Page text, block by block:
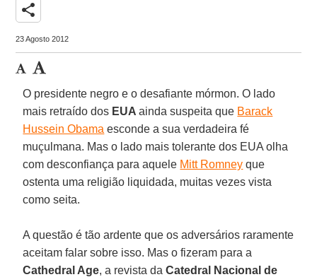
share
23 Agosto 2012
O presidente negro e o desafiante mórmon. O lado
mais retraído dos EUAainda suspeita que Barack
Hussein Obama esconde a sua verdadeira fé
muçulmana. Mas o lado mais tolerante dos EUA olha
com desconfiança para aquele Mitt Romney que
ostenta uma religião liquidada, muitas vezes vista
como seita.
A questão é tão ardente que os adversários raramente
aceitam falar sobre isso. Mas o fizeram para a
Cathedral Age, a revista daCatedral Nacional de